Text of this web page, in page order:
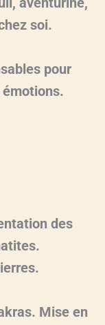
soi.
pour
des
Mise en